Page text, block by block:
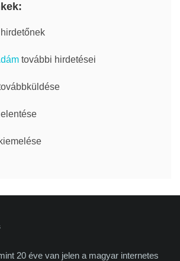
további hirdetései
20 éve van jelen a magyar internetes